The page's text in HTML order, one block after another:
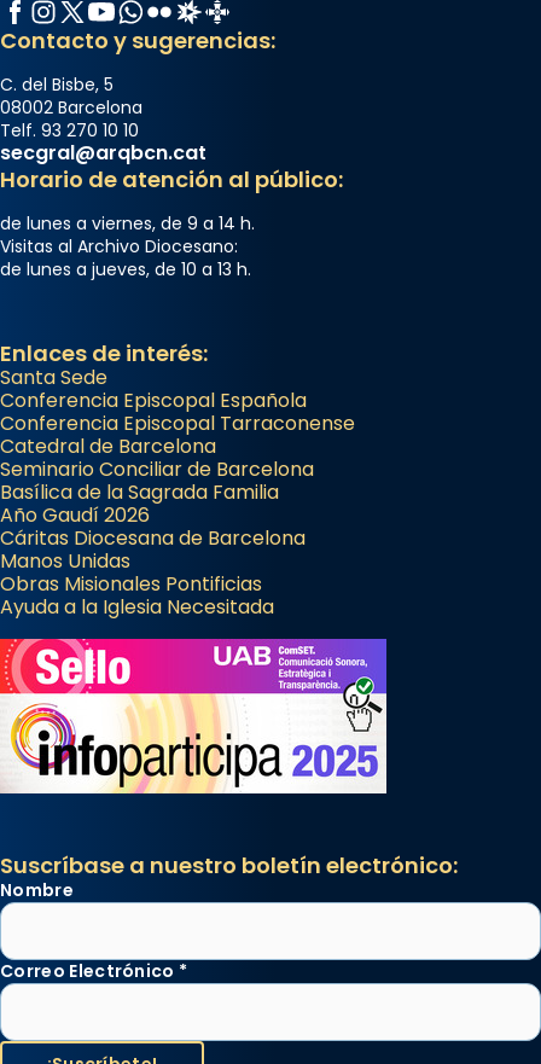
Contacto y sugerencias:
C. del Bisbe, 5
08002 Barcelona
Telf. 93 270 10 10
secgral@arqbcn.cat
Horario de atención al público:
de lunes a viernes, de 9 a 14 h.
Visitas al Archivo Diocesano:
de lunes a jueves, de 10 a 13 h.
Enlaces de interés:
Santa Sede
Conferencia Episcopal Española
Conferencia Episcopal Tarraconense
Catedral de Barcelona
Seminario Conciliar de Barcelona
Basílica de la Sagrada Familia
Año Gaudí 2026
Cáritas Diocesana de Barcelona
Manos Unidas
Obras Misionales Pontificias
Ayuda a la Iglesia Necesitada
Suscríbase a nuestro boletín electrónico:
Nombre
Correo Electrónico *